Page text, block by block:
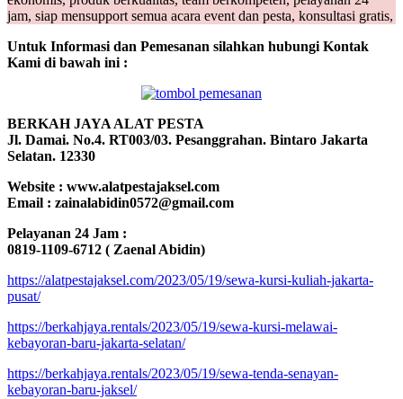
jam, siap mensupport semua acara event dan pesta, konsultasi gratis,
Untuk Informasi dan Pemesanan silahkan hubungi Kontak
Kami di bawah ini :
BERKAH JAYA ALAT PESTA
Jl. Damai. No.4. RT003/03. Pesanggrahan. Bintaro Jakarta
Selatan. 12330
Website : www.alatpestajaksel.com
Email : zainalabidin0572@gmail.com
Pelayanan 24 Jam :
0819-1109-6712 ( Zaenal Abidin)
https://alatpestajaksel.com/2023/05/19/sewa-kursi-kuliah-jakarta-
pusat/
https://berkahjaya.rentals/2023/05/19/sewa-kursi-melawai-
kebayoran-baru-jakarta-selatan/
https://berkahjaya.rentals/2023/05/19/sewa-tenda-senayan-
kebayoran-baru-jaksel/